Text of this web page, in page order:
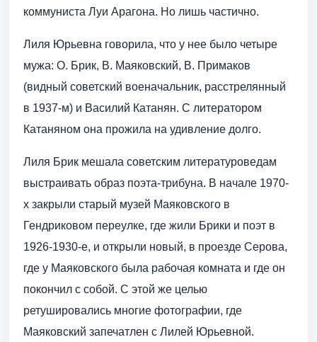
коммуниста Луи Арагона. Но лишь частично.
Лиля Юрьевна говорила, что у нее было четыре
мужа: О. Брик, В. Маяковский, В. Примаков
(видный советский военачальник, расстрелянный
в 1937-м) и Василий Катанян. С литератором
Катаняном она прожила на удивление долго.
Лиля Брик мешала советским литературоведам
выстраивать образ поэта-трибуна. В начале 1970-
х закрыли старый музей Маяковского в
Гендриковом переулке, где жили Брики и поэт в
1926-1930-е, и открыли новый, в проезде Серова,
где у Маяковского была рабочая комната и где он
покончил с собой. С этой же целью
ретушировались многие фотографии, где
Маяковский запечатлен с Лилей Юрьевной.